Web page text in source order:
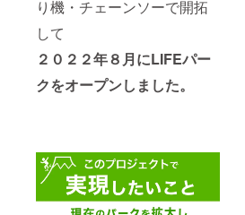
り機・チェーンソーで開拓
して
２０２２年８月にLIFEパー
クをオープンしました。